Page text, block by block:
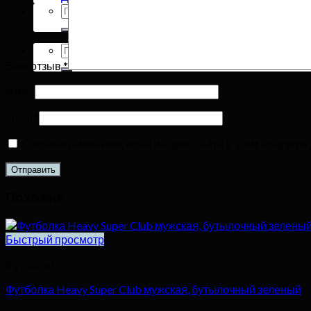
Искать:
Искать:
Ваш отзыв*
Быстрый просмотр
Футболка Heavy Super Club мужская, бутылочный зеленый